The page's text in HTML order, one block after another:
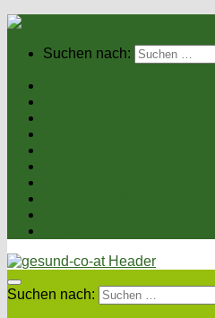
Suchen nach:
Suchen nach: